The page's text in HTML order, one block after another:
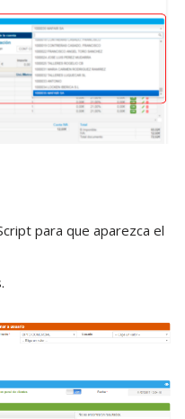
para que aparezca el